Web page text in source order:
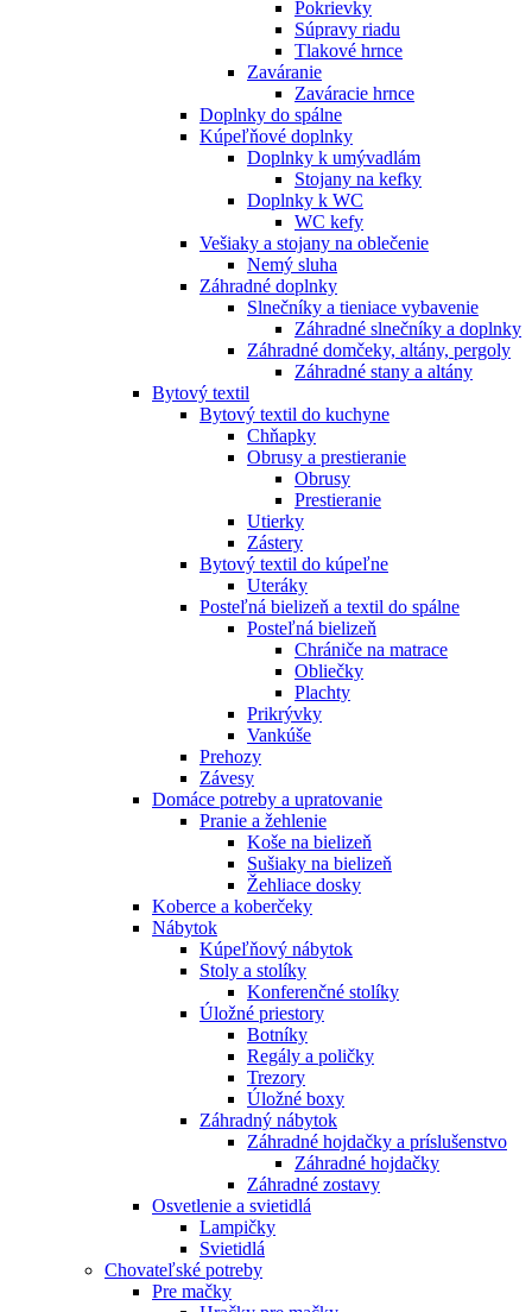
Pokrievky
Súpravy riadu
Tlakové hrnce
Zaváranie
Zaváracie hrnce
Doplnky do spálne
Kúpeľňové doplnky
Doplnky k umývadlám
Stojany na kefky
Doplnky k WC
WC kefy
Vešiaky a stojany na oblečenie
Nemý sluha
Záhradné doplnky
Slnečníky a tieniace vybavenie
Záhradné slnečníky a doplnky
Záhradné domčeky, altány, pergoly
Záhradné stany a altány
Bytový textil
Bytový textil do kuchyne
Chňapky
Obrusy a prestieranie
Obrusy
Prestieranie
Utierky
Zástery
Bytový textil do kúpeľne
Uteráky
Posteľná bielizeň a textil do spálne
Posteľná bielizeň
Chrániče na matrace
Obliečky
Plachty
Prikrývky
Vankúše
Prehozy
Závesy
Domáce potreby a upratovanie
Pranie a žehlenie
Koše na bielizeň
Sušiaky na bielizeň
Žehliace dosky
Koberce a koberčeky
Nábytok
Kúpeľňový nábytok
Stoly a stolíky
Konferenčné stolíky
Úložné priestory
Botníky
Regály a poličky
Trezory
Úložné boxy
Záhradný nábytok
Záhradné hojdačky a príslušenstvo
Záhradné hojdačky
Záhradné zostavy
Osvetlenie a svietidlá
Lampičky
Svietidlá
Chovateľské potreby
Pre mačky